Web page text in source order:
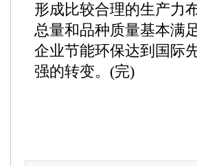
形成比较合理的生产力
总量和品种质量基本满
企业节能环保达到国际
强的转变。(完)